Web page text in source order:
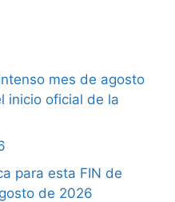
mes de agosto
inicio oficial de la
para esta FIN de
de 2026